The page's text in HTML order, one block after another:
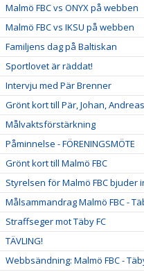
Malmö FBC vs ONYX på webben
Malmö FBC vs IKSU på webben
Familjens dag på Baltiskan
Sportlovet är räddat!
Intervju med Pär Brenner
Grönt kort till Pär, Johan,
Målvaktsförstärkning
Påminnelse - FÖRENINGSMÖTE
Grönt kort till Malmö FBC
Styrelsen för Malmö FBC bjuder
Målsammandrag Malmö FBC -
Straffseger mot Täby FC
TÄVLING!
Webbsändning: Malmö FBC -